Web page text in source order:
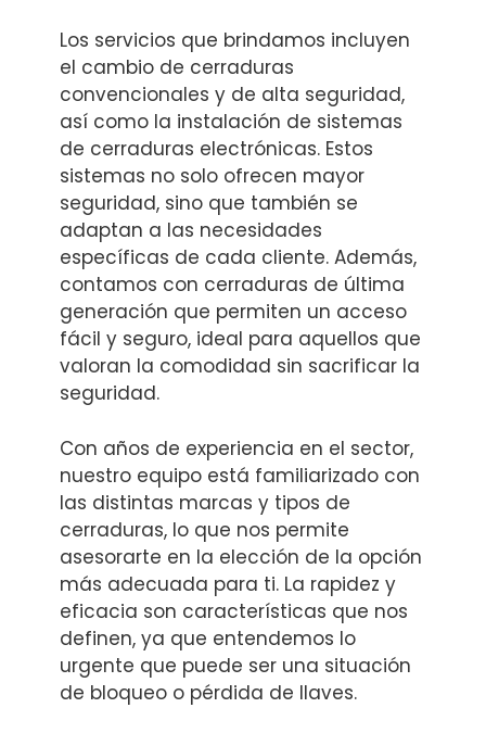
Los servicios que brindamos incluyen
el cambio de cerraduras
convencionales y de alta seguridad,
así como la instalación de sistemas
de cerraduras electrónicas. Estos
sistemas no solo ofrecen mayor
seguridad, sino que también se
adaptan a las necesidades
específicas de cada cliente. Además,
contamos con cerraduras de última
generación que permiten un acceso
fácil y seguro, ideal para aquellos que
valoran la comodidad sin sacrificar la
seguridad.
Con años de experiencia en el sector,
nuestro equipo está familiarizado con
las distintas marcas y tipos de
cerraduras, lo que nos permite
asesorarte en la elección de la opción
más adecuada para ti. La rapidez y
eficacia son características que nos
definen, ya que entendemos lo
urgente que puede ser una situación
de bloqueo o pérdida de llaves.